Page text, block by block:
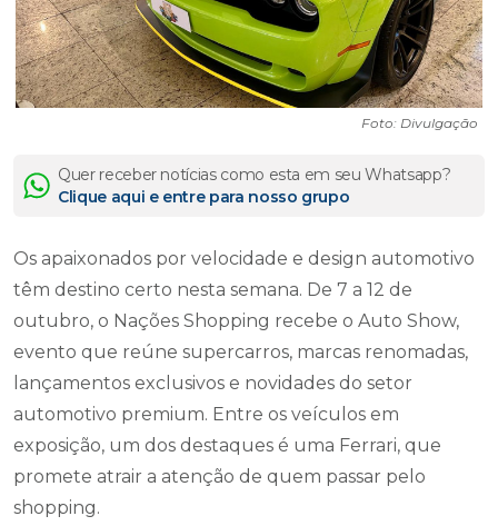
Foto: Divulgação
Quer receber notícias como esta em seu Whatsapp?
Clique aqui e entre para nosso grupo
Os apaixonados por velocidade e design automotivo
têm destino certo nesta semana. De 7 a 12 de
outubro, o Nações Shopping recebe o Auto Show,
evento que reúne supercarros, marcas renomadas,
lançamentos exclusivos e novidades do setor
automotivo premium. Entre os veículos em
exposição, um dos destaques é uma Ferrari, que
promete atrair a atenção de quem passar pelo
shopping.